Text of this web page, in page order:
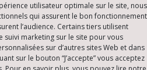
utilisateur optimale sur le site, nous
qui assurent le bon fonctionnement
l’audience. Certains tiers utilisent
suivi marketing sur le site pour vous
sur d’autres sites Web et dans
sur le bouton “J’accepte” vous acceptez